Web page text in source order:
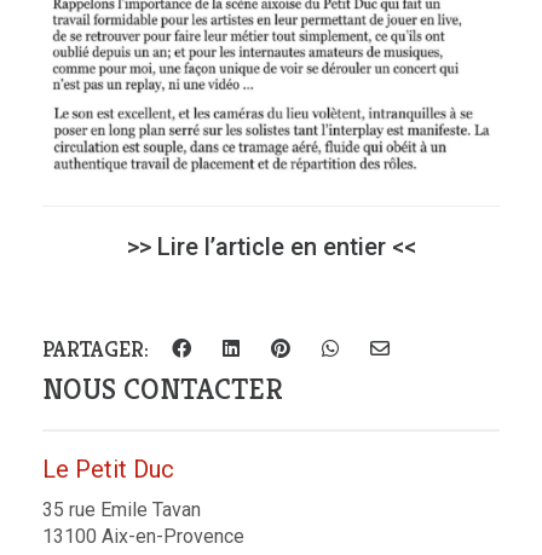
>> Lire l’article en entier <<
PARTAGER:
NOUS CONTACTER
Le Petit Duc
35 rue Emile Tavan
13100 Aix-en-Provence